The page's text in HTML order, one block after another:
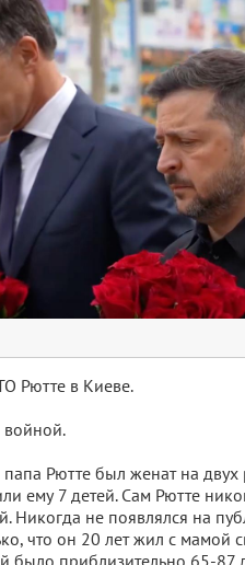
Рютте в Киеве.
войной.
Рютте был женат на двух
ему 7 детей. Сам Рютте
Никогда не появлялся на
что он 20 лет жил с мамой